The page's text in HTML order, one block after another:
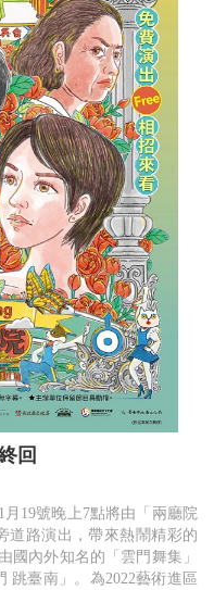
回
19號晚上7點將由「兩廳院
道路演出，帶來熱鬧精彩的
國內外知名的「雲門舞集」
跳臺南」。為2022藝術進區